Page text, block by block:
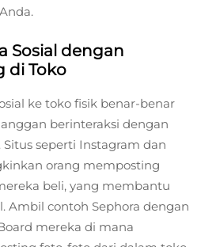
Sosial dengan
di Toko
ke toko fisik benar-benar
berinteraksi dengan
seperti Instagram dan
orang memposting
beli, yang membantu
Ambil contoh Sephora dengan
mereka di mana